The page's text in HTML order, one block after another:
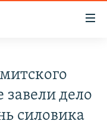
дело
силовика